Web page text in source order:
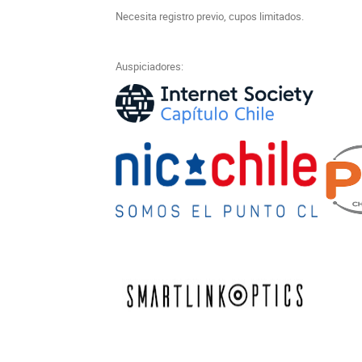
Necesita registro previo, cupos limitados.
Auspiciadores: